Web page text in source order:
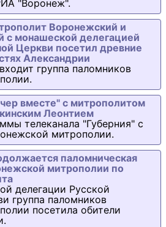
"Воронеж".
Воронежский и
с монашеской делегацией
Церкви посетил древние
Александрии
группа паломников
вместе" с митрополитом
Леонтием
телеканала "Губерния" с
митрополии.
паломническая
митрополии по
делегации Русской
группа паломников
посетила обители